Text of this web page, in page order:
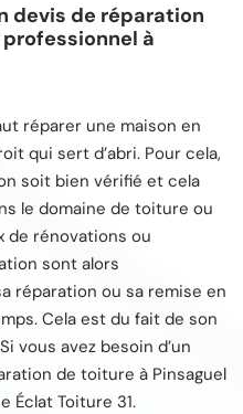
devis de réparation
à
réparer une maison en
qui sert d’abri. Pour cela,
soit bien vérifié et cela
le domaine de toiture ou
de rénovations ou
sont alors
réparation ou sa remise en
Cela est du fait de son
vous avez besoin d’un
de toiture à Pinsaguel
Éclat Toiture 31.